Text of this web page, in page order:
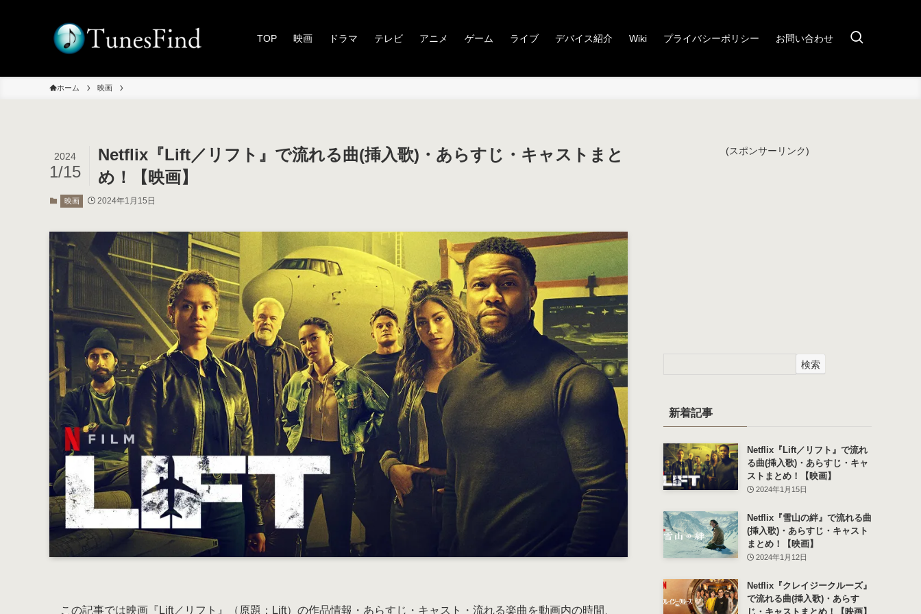
TOP 映画 ドラマ テレビ アニメ ゲーム ライブ デバイス紹介 Wiki プライバシーポリシー お問い合わせ
ホーム 映画
Netflix『Lift／リフト』で流れる曲(挿入歌)・あらすじ・キャストまと
め！【映画】
2024
1/15
映画 2024年1月15日
この記事では映画『Lift／リフト』（原題：Lift）の作品情報・あらすじ・キャスト・流れる楽曲を動画内の時間、
(スポンサーリンク)
検索
新着記事
Netflix『Lift／リフト』で流れ
る曲(挿入歌)・あらすじ・キャ
ストまとめ！【映画】
2024年1月15日
Netflix『雪山の絆』で流れる曲
(挿入歌)・あらすじ・キャスト
まとめ！【映画】
2024年1月12日
Netflix『クレイジークルーズ』
で流れる曲(挿入歌)・あらす
じ・キャストまとめ！【映画】